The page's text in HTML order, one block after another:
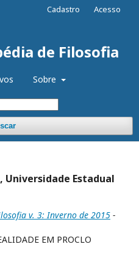
de Filosofia
Sobre
Cadastro Acesso
Universidade Estadual
v. 3: Inverno de 2015 -
EM PROCLO